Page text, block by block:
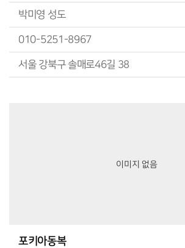
박미영 성도
010-5251-8967
서울 강북구 솔매로46길 38
이미지 없음
포키아동복